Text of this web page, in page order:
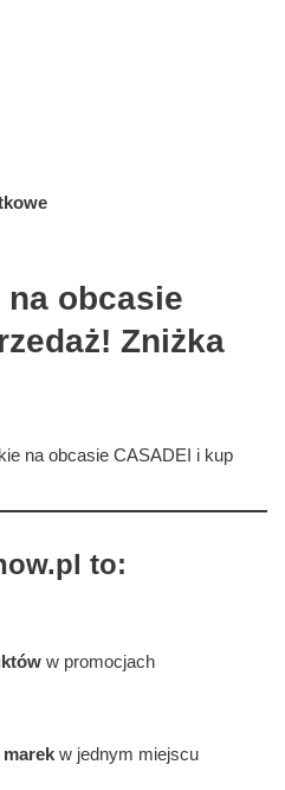
obcasie
Zniżka
na obcasie CASADEI i kup
to:
w promocjach
w jednym miejscu